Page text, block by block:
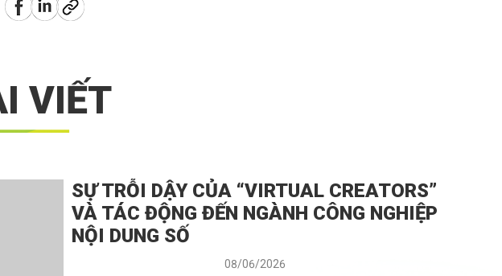
VIẾT
SỰ TRỖI DẬY CỦA “VIRTUAL CREATORS”
VÀ TÁC ĐỘNG ĐẾN NGÀNH CÔNG NGHIỆP
NỘI DUNG SỐ
08/06/2026